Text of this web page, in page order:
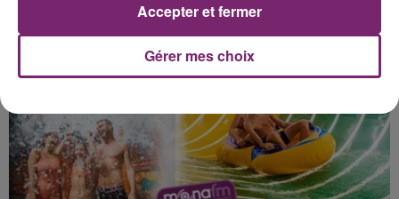
Gérer mes choix
Accepter et fermer